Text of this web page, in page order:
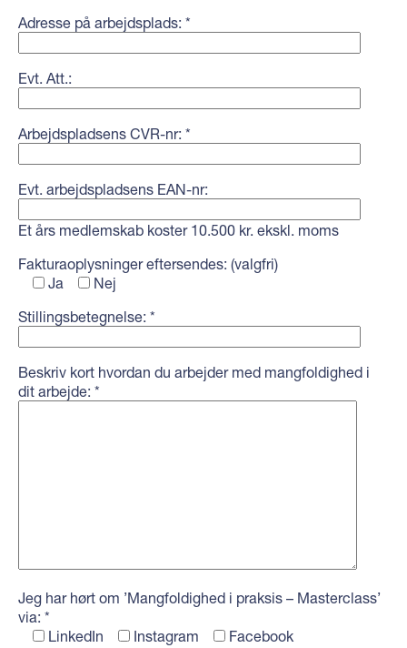
Adresse på arbejdsplads: *
Evt. Att.:
Arbejdspladsens CVR-nr: *
Evt. arbejdspladsens EAN-nr:
Et års medlemskab koster 10.500 kr. ekskl. moms
Fakturaoplysninger eftersendes: (valgfri)
Ja
Nej
Stillingsbetegnelse: *
Beskriv kort hvordan du arbejder med mangfoldighed i
dit arbejde: *
Jeg har hørt om ’Mangfoldighed i praksis – Masterclass’
via: *
LinkedIn
Instagram
Facebook